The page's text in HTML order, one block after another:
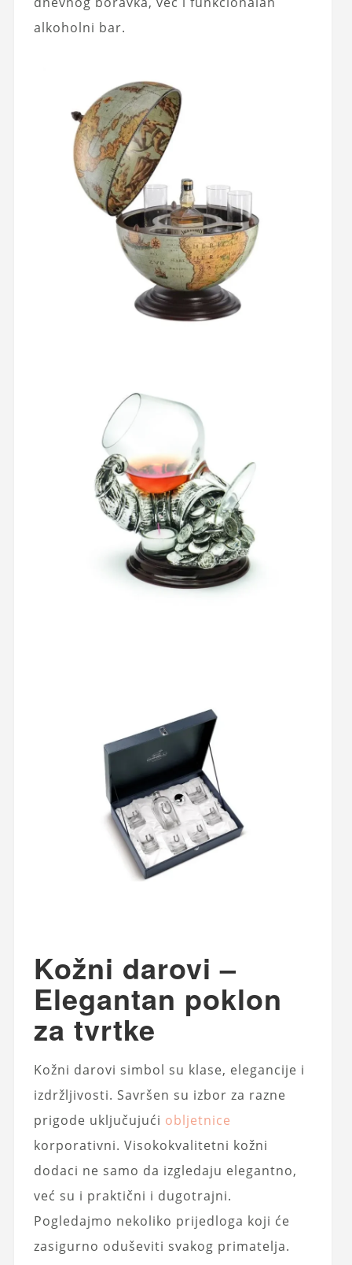
alkoholni bar.
Kožni darovi –
Elegantan poklon
za tvrtke
Kožni darovi simbol su klase, elegancije i
izdržljivosti. Savršen su izbor za razne
prigode uključujući obljetnice
korporativni. Visokokvalitetni kožni
dodaci ne samo da izgledaju elegantno,
već su i praktični i dugotrajni.
Pogledajmo nekoliko prijedloga koji će
zasigurno oduševiti svakog primatelja.